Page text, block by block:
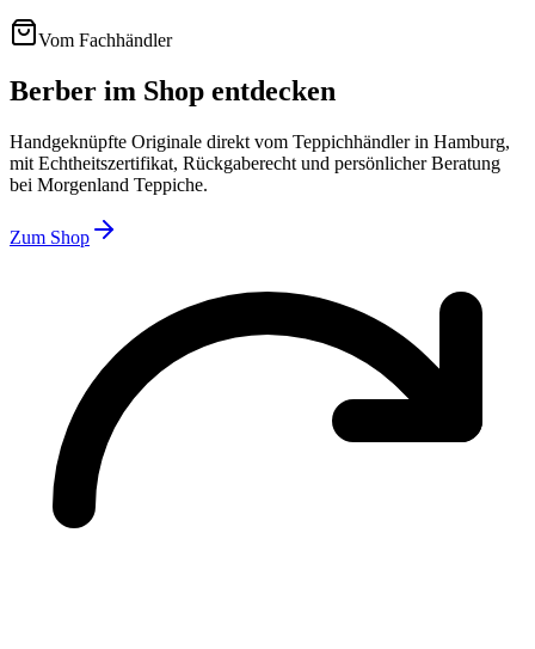
Vom Fachhändler
Berber im Shop entdecken
Handgeknüpfte Originale direkt vom Teppichhändler in Hamburg,
mit Echtheitszertifikat, Rückgaberecht und persönlicher Beratung
bei Morgenland Teppiche.
Zum Shop